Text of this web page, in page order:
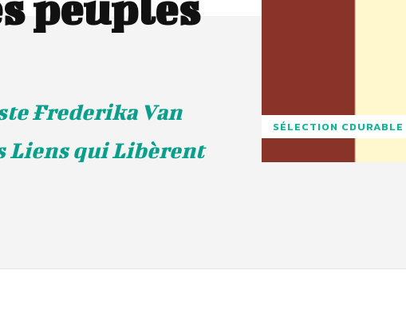
Frederika Van
Liens qui Libèrent
SÉLECTION CDURABLE